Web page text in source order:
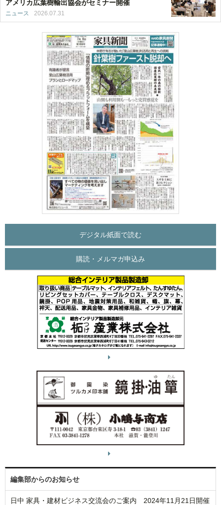
アメリカ広葉樹輸出協会がセミナー開催
ニュース 2026.07.31
デジタル紙面で読む
購読・メルマガ申込み
編集部からのお知らせ
日中 家具・建材ビジネス交流会のご案内 2024年11月21日開催